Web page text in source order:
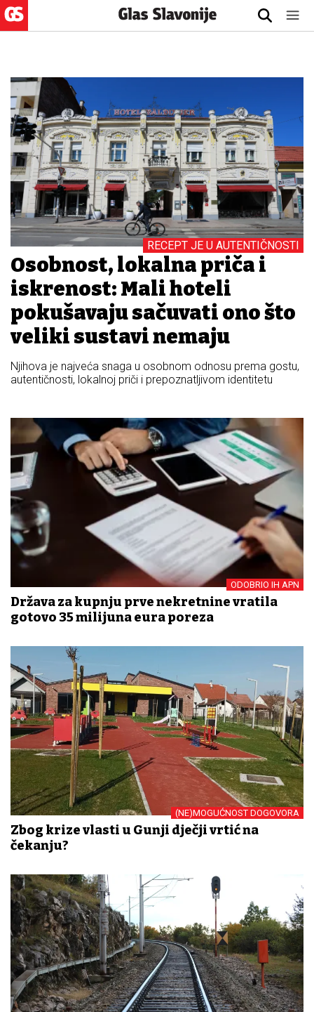
RECEPT JE U AUTENTIČNOSTI
Osobnost, lokalna priča i
iskrenost: Mali hoteli
pokušavaju sačuvati ono što
veliki sustavi nemaju
Njihova je najveća snaga u osobnom odnosu prema gostu,
autentičnosti, lokalnoj priči i prepoznatljivom identitetu
ODOBRIO IH APN
Država za kupnju prve nekretnine vratila
gotovo 35 milijuna eura poreza
(NE)MOGUĆNOST DOGOVORA
Zbog krize vlasti u Gunji dječji vrtić na
čekanju?